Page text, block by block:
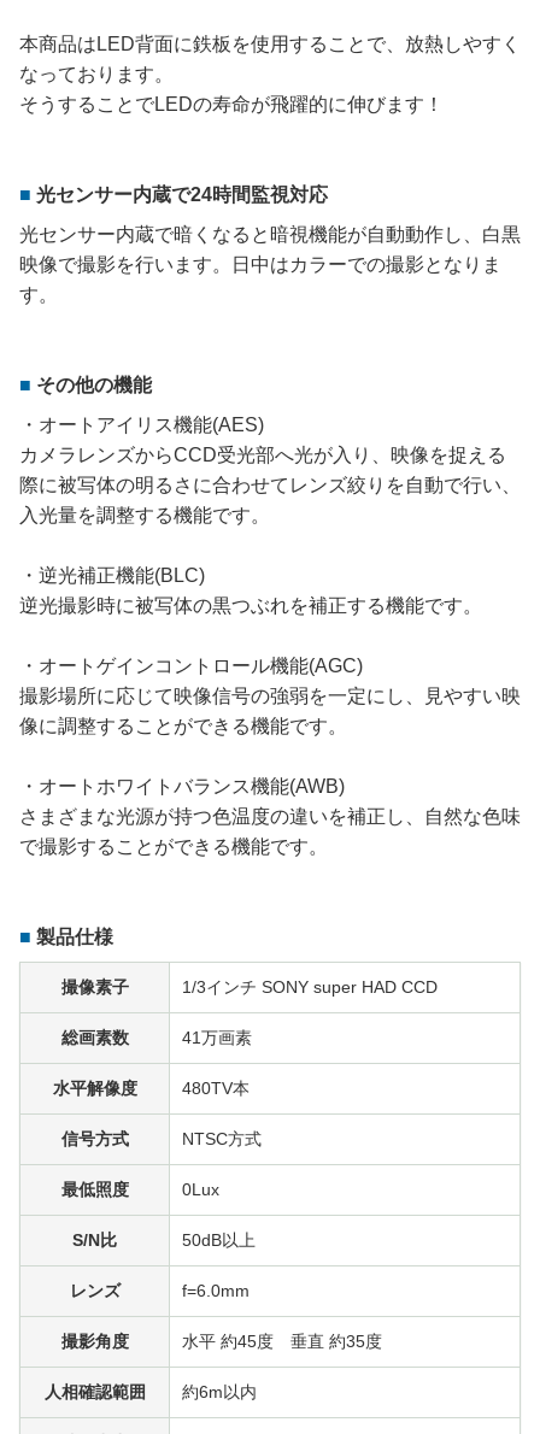
本商品はLED背面に鉄板を使用することで、放熱しやすく
なっております。
そうすることでLEDの寿命が飛躍的に伸びます！
光センサー内蔵で24時間監視対応
光センサー内蔵で暗くなると暗視機能が自動動作し、白黒
映像で撮影を行います。日中はカラーでの撮影となりま
す。
その他の機能
・オートアイリス機能(AES)
カメラレンズからCCD受光部へ光が入り、映像を捉える
際に被写体の明るさに合わせてレンズ絞りを自動で行い、
入光量を調整する機能です。
・逆光補正機能(BLC)
逆光撮影時に被写体の黒つぶれを補正する機能です。
・オートゲインコントロール機能(AGC)
撮影場所に応じて映像信号の強弱を一定にし、見やすい映
像に調整することができる機能です。
・オートホワイトバランス機能(AWB)
さまざまな光源が持つ色温度の違いを補正し、自然な色味
で撮影することができる機能です。
製品仕様
撮像素子 1/3インチ SONY super HAD CCD
総画素数 41万画素
水平解像度 480TV本
信号方式 NTSC方式
最低照度 0Lux
S/N比 50dB以上
レンズ f=6.0mm
撮影角度 水平 約45度 垂直 約35度
人相確認範囲 約6m以内